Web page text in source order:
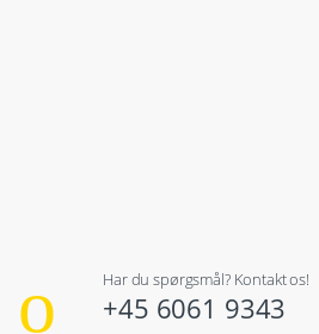
Har du spørgsmål? Kontakt os!
+45 6061 9343